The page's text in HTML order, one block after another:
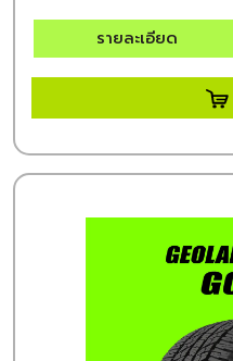
รายละเอียด